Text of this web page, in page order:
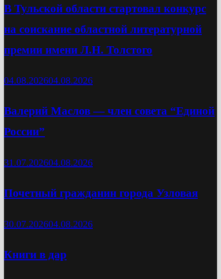
В Тульской области стартовал конкурс
на соискание областной литературной
премии имени Л.Н. Толстого
04.08.202604.08.2026
Валерий Маслов — член совета “Единой
России”
31.07.202604.08.2026
Почетный гражданин города Узловая
30.07.202604.08.2026
Книги в дар